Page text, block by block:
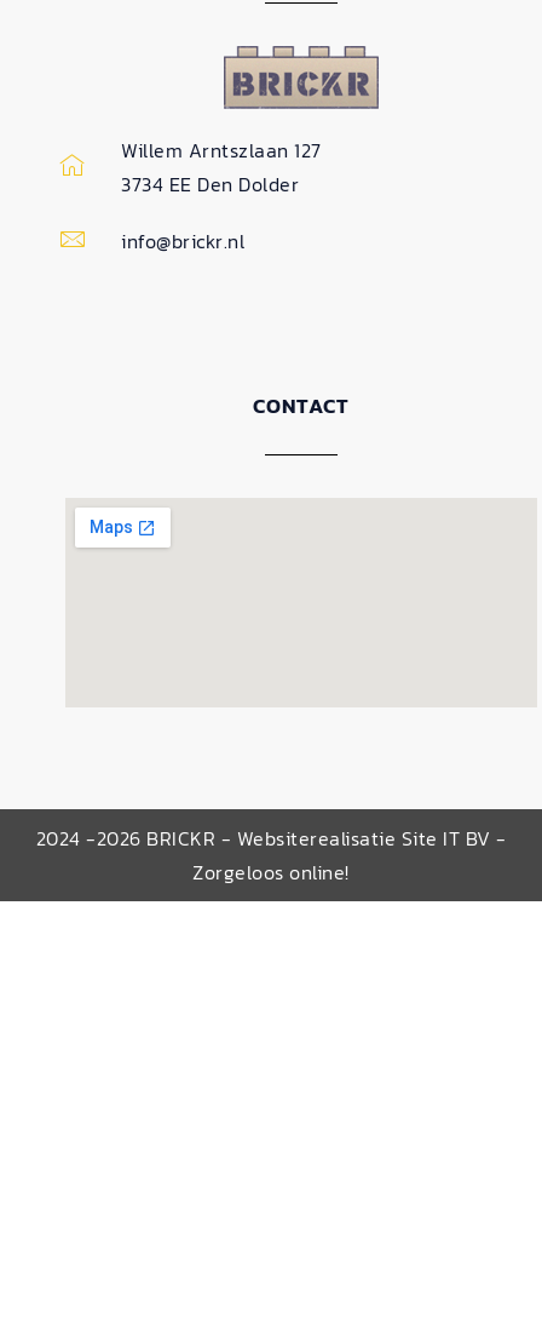
Willem Arntszlaan 127
3734 EE Den Dolder
info@brickr.nl
CONTACT
2024 -2026 BRICKR - Websiterealisatie Site IT BV -
Zorgeloos online!